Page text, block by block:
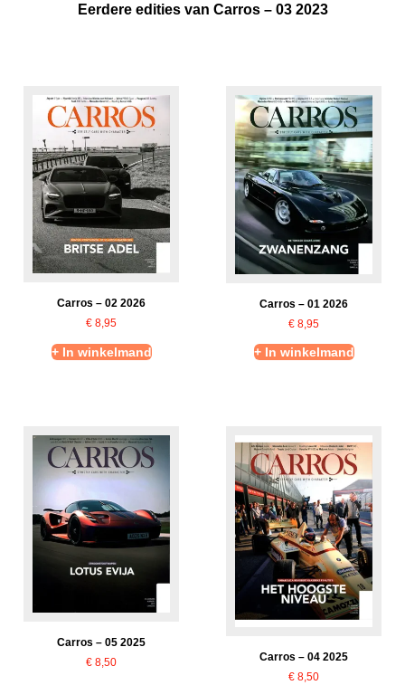
Eerdere edities van Carros – 03 2023
Carros – 02 2026
€ 8,95
+ In winkelmand
Carros – 01 2026
€ 8,95
+ In winkelmand
Carros – 05 2025
€ 8,50
Carros – 04 2025
€ 8,50